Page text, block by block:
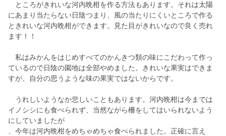
ところがきれいな河内晩柑を作る方法もあります。それは太陽
にあまり当たらない日陰つまり、風の当たりにくいところで作る
ときれいな河内晩柑ができます。見た目がきれいなので良く売れ
ます！！
私はみかんをはじめすべてのかんきつ類の味にこだわって作っ
ているので日陰の園地は全部やめました。きれいな果実はできま
すが、自分の思うような味の果実ではないからです。
うれしいようなか悲しいこともあります。河内晩柑は今までは
イノシシにも食べられず、当然ながら柵をしてはいられないよう
にしていましたが
、今年は河内晩柑をめちゃめちゃ食べられました。正確に言え